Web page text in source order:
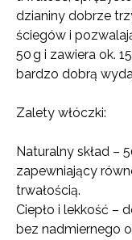
dzianiny dobrze
ściegów i
50 g i zawiera ok.
bardzo dobrą
Zalety włóczki:
Naturalny skład –
zapewniający
trwałością.
Ciepło i lekkość –
bez nadmiernego